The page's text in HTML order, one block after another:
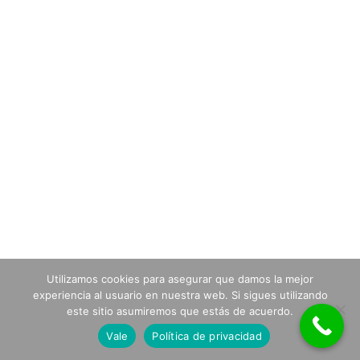
Neve| Funciona gracias a WordPress
Utilizamos cookies para asegurar que damos la mejor
experiencia al usuario en nuestra web. Si sigues utilizando
este sitio asumiremos que estás de acuerdo.
Vale
Política de privacidad